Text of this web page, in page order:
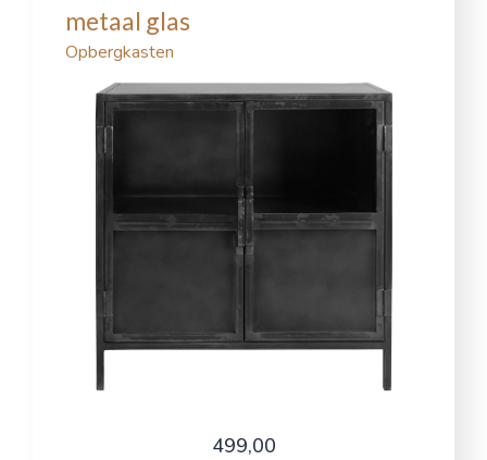
metaal glas
Opbergkasten
499,00